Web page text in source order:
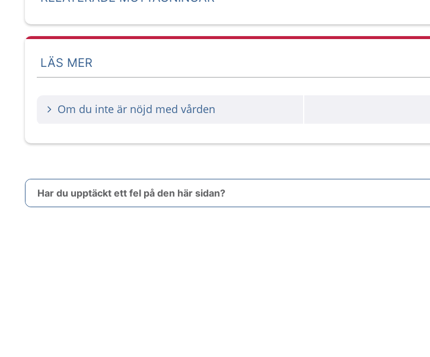
LÄS MER
Om du inte är nöjd med vården
Har du upptäckt ett fel på den här sidan?